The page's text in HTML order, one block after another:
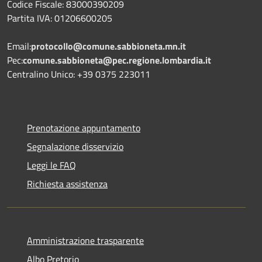
Codice Fiscale: 83000390209
Partita IVA: 01206600205
Email:protocollo@comune.sabbioneta.mn.it
Pec:comune.sabbioneta@pec.regione.lombardia.it
Centralino Unico: +39 0375 223011
Prenotazione appuntamento
Segnalazione disservizio
Leggi le FAQ
Richiesta assistenza
Amministrazione trasparente
Albo Pretorio